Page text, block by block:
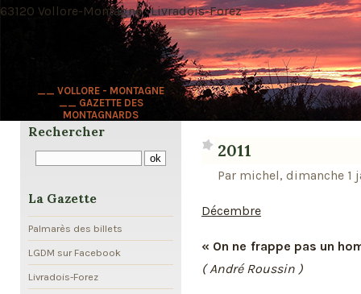
__ VOLLORE - MONTAGNE
__ GAZETTE DES
MONTAGNARDS
63120 Vollore-Montagne · Livradois-Forez
2011
Par michel, dimanche 1
Décembre
« On ne frappe pas un
( André Roussin )
Rechercher
La Gazette
Palmarès des billets
LGDM sur Facebook
Livradois-Forez